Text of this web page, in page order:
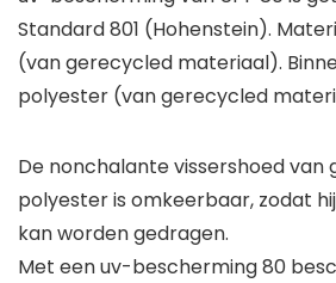
Standard 801 (Hohenstein).
(van gerecycled materiaal).
polyester (van gerecycled
De nonchalante vissershoed van
polyester is omkeerbaar, zodat
kan worden gedragen.
Met een uv-bescherming 80